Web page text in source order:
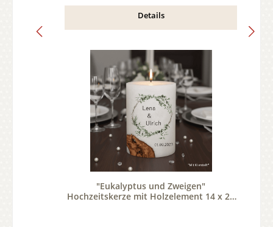
Details
"Eukalyptus und Zweigen"
Hochzeitskerze mit Holzelement 14 x 21